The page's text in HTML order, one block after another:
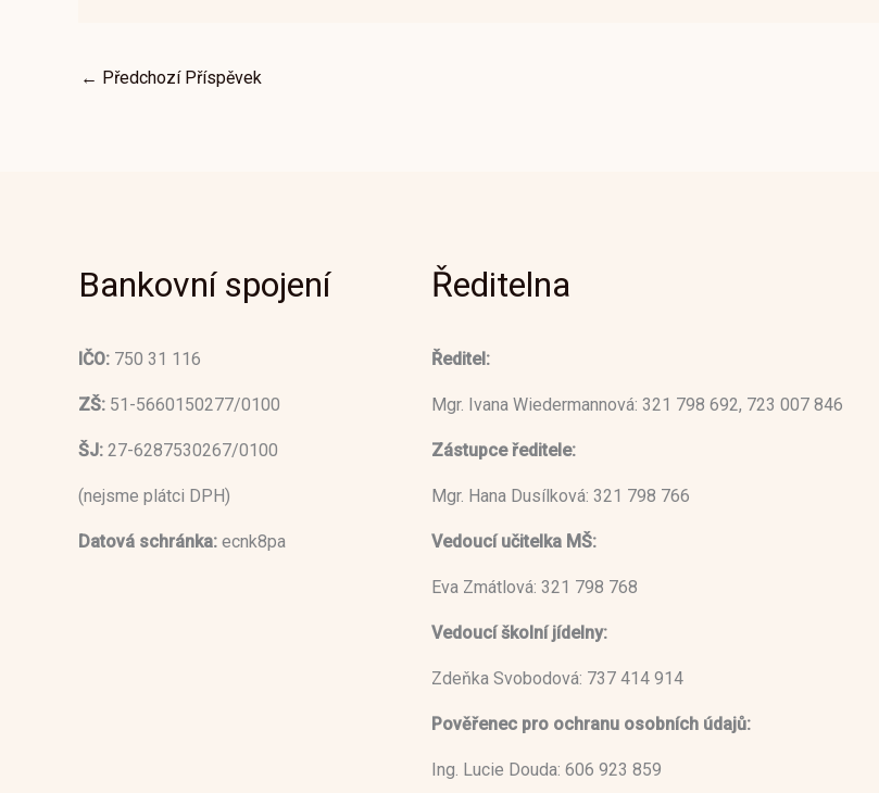
← Předchozí Příspěvek
Bankovní spojení
IČO: 750 31 116
ZŠ: 51-5660150277/0100
ŠJ: 27-6287530267/0100
(nejsme plátci DPH)
Datová schránka: ecnk8pa
Ředitelna
Ředitel:
Mgr. Ivana Wiedermannová: 321 798 692, 723 007 846
Zástupce ředitele:
Mgr. Hana Dusílková: 321 798 766
Vedoucí učitelka MŠ:
Eva Zmátlová: 321 798 768
Vedoucí školní jídelny:
Zdeňka Svobodová: 737 414 914
Pověřenec pro ochranu osobních údajů:
Ing. Lucie Douda: 606 923 859